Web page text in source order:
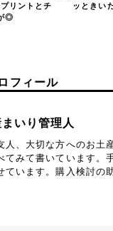
リントとチ
◎
ッときい
フィール
いり管理人
人、大切な方へのお土
てみて書いています。
ています。購入検討の